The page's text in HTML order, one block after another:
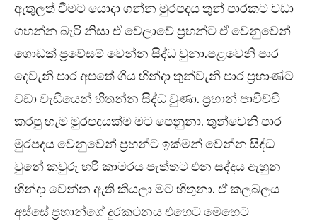
ඇතුලත් වීමට යොදා ගන්න මුරපදය තුන් පාරකට වඩා
ගහන්න බැරි නිසා ඒ වෙලාවේ ප්‍රහන්ට ඒ වෙනුවෙන්
ගොඩක් ප්‍රවේසම් වෙන්න සිද්ධ වුනා.පළවෙනි පාර
දෙවැනි පාර අපතේ ගිය හින්දා තුන්වැනි පාර ප්‍රහාණ්ට
වඩා වැඩියෙන් හිතන්න සිද්ධ වුණා. ප්‍රහාන් පාවිච්චි
කරපු හැම මුරපදයක්ම මට පෙනුනා. තුන්වෙනි පාර
මුරපදය වෙනුවෙන් ප්‍රහන්ට ඉක්මන් වෙන්න සිද්ධ
වුනේ කවුරු හරි කාමරය පැත්තට එන සද්දය ඇහුන
හින්දා වෙන්න ඇති කියලා මට හිතුනා. ඒ කලබලය
අස්සේ ප්‍රහාන්ගේ දුරකථනය එහෙට මෙහෙට